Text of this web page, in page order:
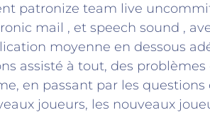
patronize team live
mail , et speech sound ,
moyenne en dessous
assisté à tout, des
en passant par les questions
joueurs, les nouveaux